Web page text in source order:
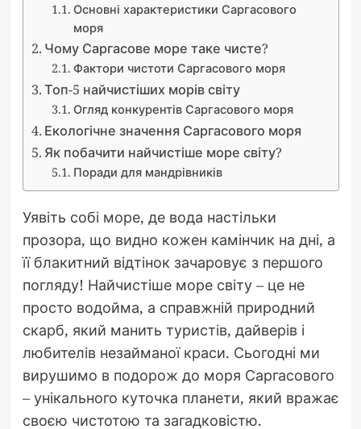
Основні характеристики Саргасового
моря
Чому Саргасове море таке чисте?
Фактори чистоти Саргасового моря
Топ-5 найчистіших морів світу
Огляд конкурентів Саргасового моря
Екологічне значення Саргасового моря
Як побачити найчистіше море світу?
Поради для мандрівників
Уявіть собі море, де вода настільки
прозора, що видно кожен камінчик на дні, а
її блакитний відтінок зачаровує з першого
погляду! Найчистіше море світу – це не
просто водойма, а справжній природний
скарб, який манить туристів, дайверів і
любителів незайманої краси. Сьогодні ми
вирушимо в подорож до моря Саргасового
– унікального куточка планети, який вражає
своєю чистотою та загадковістю.